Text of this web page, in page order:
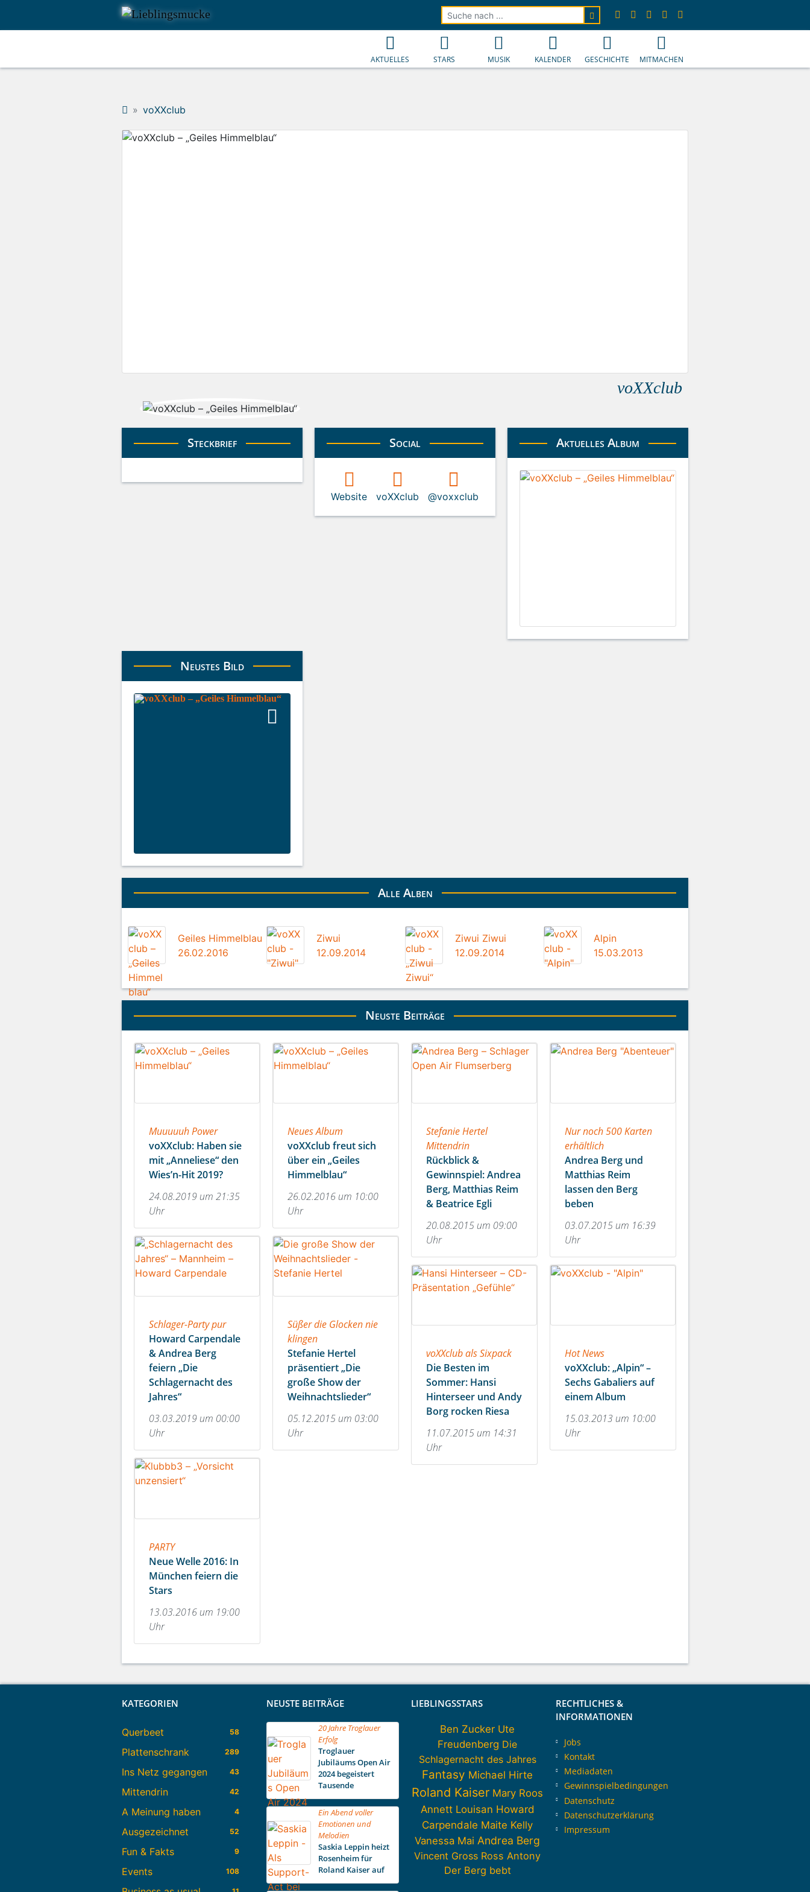
voXXclub
voXXclub
Steckbrief Social
Website voXXclub @voxxclub
Aktuelles Album
Neustes Bild
Alle Alben
Geiles Himmelblau
26.02.2016
Ziwui
12.09.2014
Ziwui Ziwui
12.09.2014
Alpin
15.03.2013
Neuste Beiträge
Muuuuuh Power
voXXclub: Haben sie
mit „Anneliese“ den
Wies’n-Hit 2019?
24.08.2019 um 21:35
Uhr
Schlager-Party pur
Howard Carpendale
& Andrea Berg
feiern „Die
Schlagernacht des
Jahres“
03.03.2019 um 00:00
Uhr
PARTY
Neue Welle 2016: In
München feiern die
Stars
13.03.2016 um 19:00
Uhr
Neues Album
voXXclub freut sich
über ein „Geiles
Himmelblau“
26.02.2016 um 10:00
Uhr
Süßer die Glocken nie
klingen
Stefanie Hertel
präsentiert „Die
große Show der
Weihnachtslieder“
05.12.2015 um 03:00
Uhr
Stefanie Hertel
Mittendrin
Rückblick &
Gewinnspiel: Andrea
Berg, Matthias Reim
& Beatrice Egli
20.08.2015 um 09:00
Uhr
voXXclub als Sixpack
Die Besten im
Sommer: Hansi
Hinterseer und Andy
Borg rocken Riesa
11.07.2015 um 14:31
Uhr
Nur noch 500 Karten
erhältlich
Andrea Berg und
Matthias Reim
lassen den Berg
beben
03.07.2015 um 16:39
Uhr
Hot News
voXXclub: „Alpin“ –
Sechs Gabaliers auf
einem Album
15.03.2013 um 10:00
Uhr
AKTUELLES STARS MUSIK KALENDER GESCHICHTE MITMACHEN
KATEGORIEN
Querbeet 58
Plattenschrank 289
Ins Netz gegangen 43
Mittendrin 42
A Meinung haben 4
Ausgezeichnet 52
Fun & Fakts 9
Events 108
NEUSTE BEITRÄGE
20 Jahre Troglauer
Erfolg
Troglauer
Jubiläums Open Air
2024 begeistert
Tausende
Ein Abend voller
Emotionen und
Melodien
Saskia Leppin heizt
Rosenheim für
Roland Kaiser auf
LIEBLINGSSTARS
Ben Zucker Ute
Freudenberg Die
Schlagernacht des Jahres
Fantasy Michael Hirte
Roland Kaiser Mary Roos
Annett Louisan Howard
Carpendale Maite Kelly
Vanessa Mai Andrea Berg
Vincent Gross Ross Antony
Der Berg bebt
RECHTLICHES &
INFORMATIONEN
Jobs
Kontakt
Mediadaten
Gewinnspielbedingungen
Datenschutz
Datenschutzerklärung
Impressum